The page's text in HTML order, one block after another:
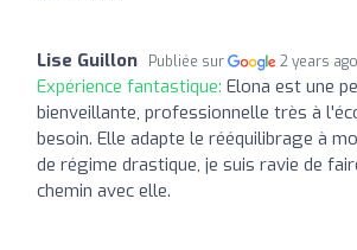
Lise Guillon Publiée sur 2 years ago
Expérience fantastique: Elona est une
bienveillante, professionnelle très à
besoin. Elle adapte le rééquilibrage à
de régime drastique, je suis ravie de
chemin avec elle.